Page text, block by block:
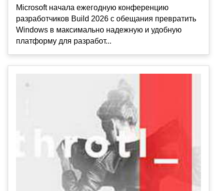
Microsoft начала ежегодную конференцию
разработчиков Build 2026 с обещания превратить
Windows в максимально надежную и удобную
платформу для разработ...